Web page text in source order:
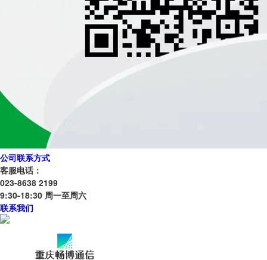
公司联系方式
客服电话：
023-8638 2199
9:30-18:30 周一至周六
联系我们